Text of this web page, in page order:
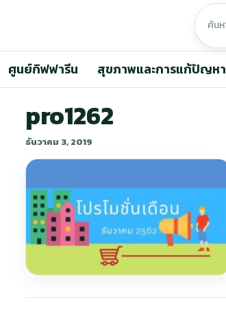
ศูนย์กิฟฟารีน สุขภาพและการแก้ปัญหา
pro1262
ธันวาคม 3, 2019